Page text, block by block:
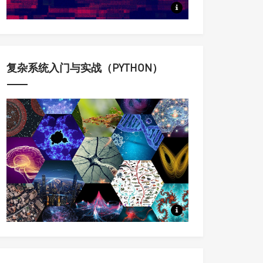
定量认识与科学调控复杂动态
复杂系统入门与实战（PYTHON）
科学家用来理解复杂系统的思